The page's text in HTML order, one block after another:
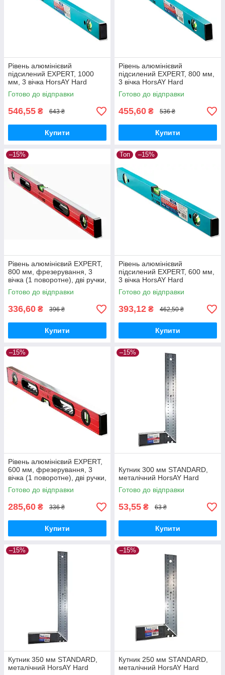
Рівень алюмінієвий
підсилений EXPERT, 1000
мм, 3 вічка HorsAY Hard
Готово до відправки
546,55 ₴ 643 ₴
Купити
Рівень алюмінієвий
підсилений EXPERT, 800 мм,
3 вічка HorsAY Hard
Готово до відправки
455,60 ₴ 536 ₴
Купити
–15%
Рівень алюмінієвий EXPERT,
800 мм, фрезерування, 3
вічка (1 поворотне), дві ручки,
підсилений HorsAY Hard
Готово до відправки
336,60 ₴ 396 ₴
Купити
Топ –15%
Рівень алюмінієвий
підсилений EXPERT, 600 мм,
3 вічка HorsAY Hard
Готово до відправки
393,12 ₴ 462,50 ₴
Купити
–15%
Рівень алюмінієвий EXPERT,
600 мм, фрезерування, 3
вічка (1 поворотне), дві ручки,
підсилений HorsAY Hard
Готово до відправки
285,60 ₴ 336 ₴
Купити
–15%
Кутник 300 мм STANDARD,
металічний HorsAY Hard
Готово до відправки
53,55 ₴ 63 ₴
Купити
–15%
Кутник 350 мм STANDARD,
металічний HorsAY Hard
–15%
Кутник 250 мм STANDARD,
металічний HorsAY Hard